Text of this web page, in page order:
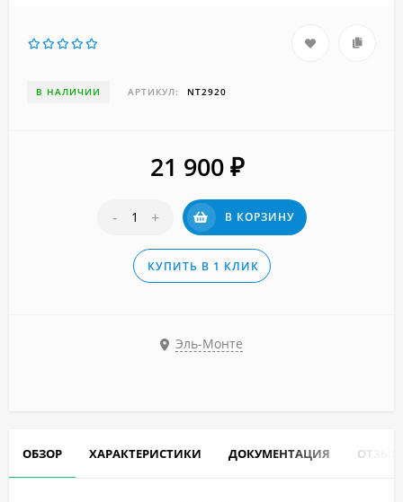
В НАЛИЧИИ АРТИКУЛ: NT2920
21 900 ₽
- + В КОРЗИНУ
КУПИТЬ В 1 КЛИК
Эль-Монте
ОБЗОР ХАРАКТЕРИСТИКИ ДОКУМЕНТАЦИЯ